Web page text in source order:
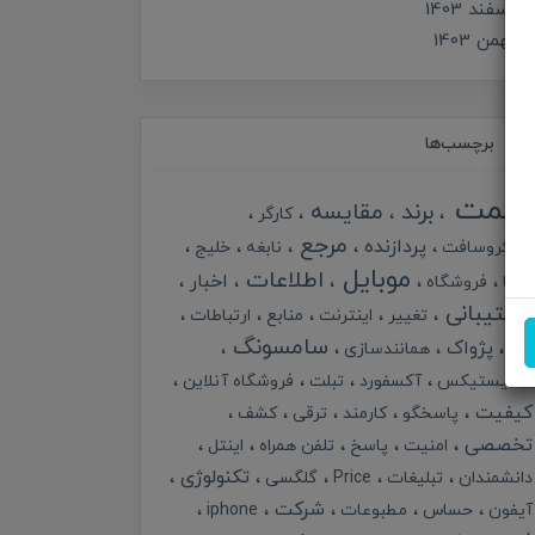
اسفند 1403
بهمن 1403
برچسب‌ها
قیمت برند مقایسه
کارگر
مایکروسافت
پردازنده مرجع نابغه
خلیج
گرما
فروشگاه موبایل اطلاعات اخبار
پشتیبانی تغییر اینترنت منابع
ارتباطات
پژواک همانندسازی سامسونگ
آنالیستیکس آکسفورد تبلت فروشگاه آنلاین
کیفیت پاسخگو کارمند ترقی کشف
تخصصی امنیت پاسخ تلفن همراه
اینتل
دانشمندان
تبلیغات Price گلگسی تکنولوژی
آیفون حساس مطبوعات شرکت iphone